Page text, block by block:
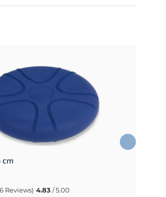
cm
Reviews) 4.83/ 5.00